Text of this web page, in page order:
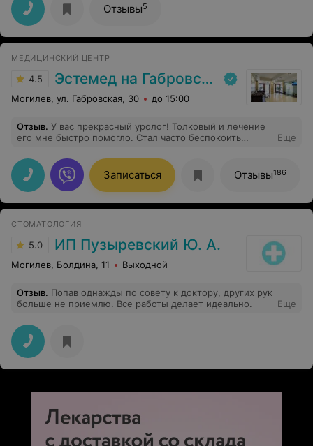
Отзывы5
МЕДИЦИНСКИЙ ЦЕНТР
4.5 Эстемед на Габровской
Могилев, ул. Габровская, 30 до 15:00
Отзыв. У вас прекрасный уролог! Толковый и лечение
его мне быстро помогло. Стал часто беспокоить
проходил. Сделала все анализы. Ваш врач Алексей
Романенко Владимирович дал лечение и сказал чтобы
строго все выполняла, чтобы болезнь ушла полностью.
Это было несколько месяцев назад. И сейчас цистита
нет!! Спасибо вам за такого врача!!
Еще
Записаться Отзывы186
СТОМАТОЛОГИЯ
5.0 ИП Пузыревский Ю. А.
Могилев, Болдина, 11 Выходной
Отзыв. Попав однажды по совету к доктору, других рук
больше не приемлю. Все работы делает идеально.
Еще